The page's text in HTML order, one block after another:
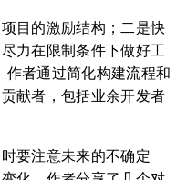
目的激励结构；二是快
力在限制条件下做好工
者通过简化构建流程和
献者，包括业余开发者
要注意未来的不确定